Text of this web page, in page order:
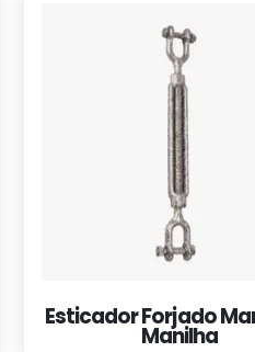
Esticador Forjado
Manilha